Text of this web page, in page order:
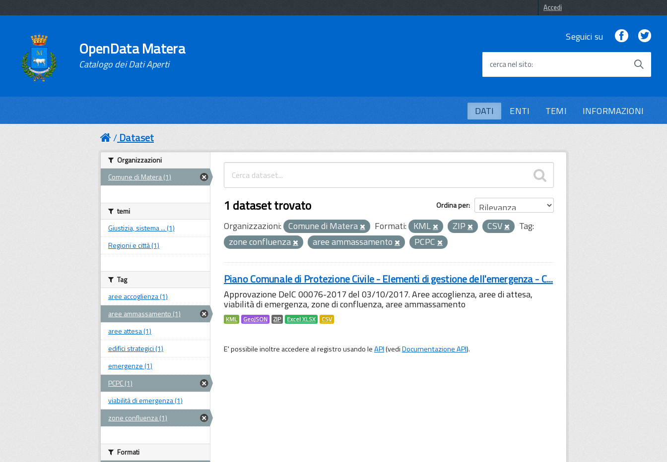
Accedi
OpenData Matera
Catalogo dei Dati Aperti
Seguici su Facebook
cerca nel sito
DATI ENTI TEMI INFORMAZIONI
Dataset
Ordina per
1 dataset trovato
Organizzazioni: Comune di Matera Formati: KML ZIP CSV
Tag:
zone confluenza
aree ammassamento PCPC
Piano Comunale di Protezione Civile - Elementi di gestione dell'emergenza - C...
Approvazione DelC 00076-2017 del 03/10/2017. Aree accoglienza, aree di attesa,
viabilità di emergenza, zone di confluenza, aree ammassamento
KML GeoJSON ZIP Excel XLSX CSV
E' possibile inoltre accedere al registro usando leAPI(vediDocumentazione API).
Organizzazioni
Comune di Matera (1)
temi
Giustizia, sistema ... (1)
Regioni e città (1)
Tag
aree accoglienza (1)
aree ammassamento (1)
aree attesa (1)
edifici strategici (1)
emergenze (1)
PCPC (1)
viabilità di emergenza (1)
zone confluenza (1)
Formati